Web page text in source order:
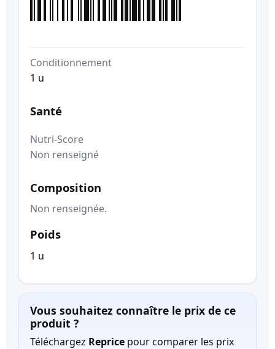
Conditionnement
1 u
Santé
Nutri-Score
Non renseigné
Composition
Non renseignée.
Poids
1 u
Vous souhaitez connaître le prix de ce
produit ?
Téléchargez Reprice pour comparer les prix